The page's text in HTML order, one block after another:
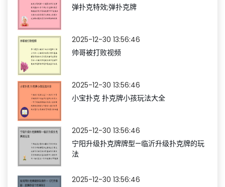
弹扑克特效;弹扑克牌
2025-12-30 13:56:46
帅哥被打败视频
2025-12-30 13:56:46
小宝扑克 扑克牌小孩玩法大全
2025-12-30 13:56:46
宁阳升级扑克牌牌型—临沂升级扑克牌的玩
法
2025-12-30 13:56:46